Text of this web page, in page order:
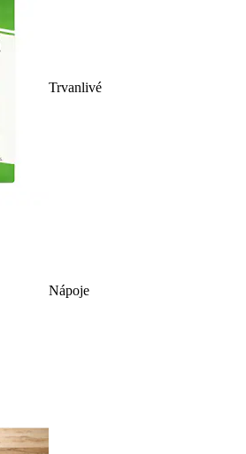
Trvanlivé
Nápoje